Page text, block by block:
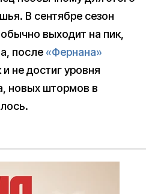
В сентябре сезон
выходит на пик,
после «Фернана»
не достиг уровня
новых штормов в